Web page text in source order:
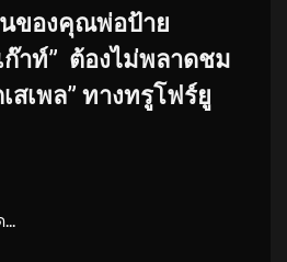
ของคุณพ่อป้าย
าท์” ต้องไม่พลาดชม
สเพล” ทางทรูโฟร์ยู